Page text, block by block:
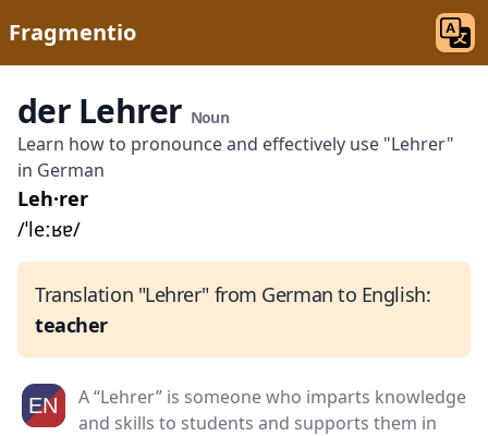
Fragmentio
der Lehrer Noun
Learn how to pronounce and effectively use "Lehrer"
in German
Leh·rer
/ˈleːʁɐ/
Translation "Lehrer" from German to English:
teacher
A “Lehrer” is someone who imparts knowledge
and skills to students and supports them in